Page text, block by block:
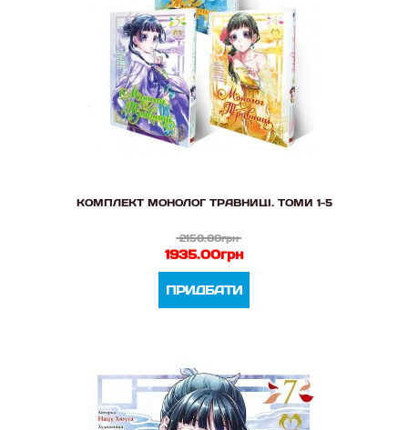
КОМПЛЕКТ МОНОЛОГ ТРАВНИЦІ. ТОМИ 1-5
2150.00грн
1935.00грн
ПРИДБАТИ